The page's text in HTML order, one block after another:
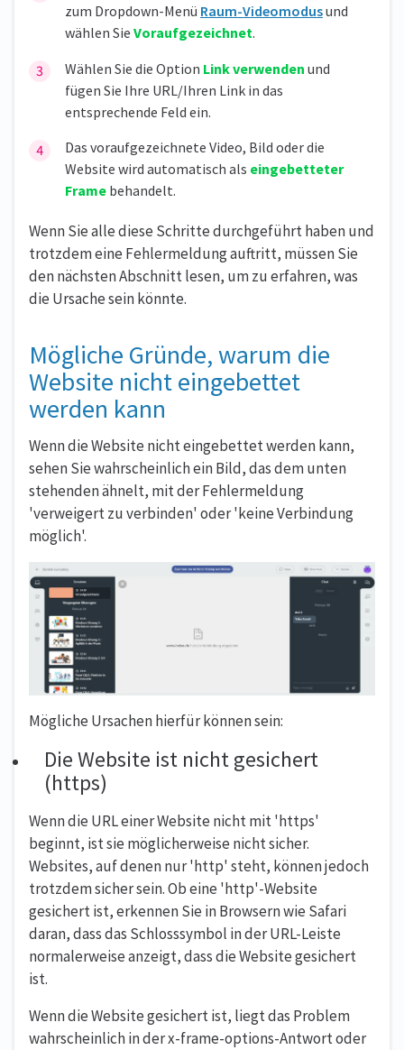
zum Dropdown-Menü Raum-Videomodusund
wählen Sie Voraufgezeichnet.
Wählen Sie die Option Link verwenden und
fügen Sie Ihre URL/Ihren Link in das
entsprechende Feld ein.
Das voraufgezeichnete Video, Bild oder die
Website wird automatisch als eingebetteter
Frame behandelt.
Wenn Sie alle diese Schritte durchgeführt haben und
trotzdem eine Fehlermeldung auftritt, müssen Sie
den nächsten Abschnitt lesen, um zu erfahren, was
die Ursache sein könnte.
Mögliche Gründe, warum die
Website nicht eingebettet
werden kann
Wenn die Website nicht eingebettet werden kann,
sehen Sie wahrscheinlich ein Bild, das dem unten
stehenden ähnelt, mit der Fehlermeldung
'verweigert zu verbinden' oder 'keine Verbindung
möglich'.
Mögliche Ursachen hierfür können sein:
Die Website ist nicht gesichert
(https)
Wenn die URL einer Website nicht mit 'https'
beginnt, ist sie möglicherweise nicht sicher.
Websites, auf denen nur 'http' steht, können jedoch
trotzdem sicher sein. Ob eine 'http'-Website
gesichert ist, erkennen Sie in Browsern wie Safari
daran, dass das Schlosssymbol in der URL-Leiste
normalerweise anzeigt, dass die Website gesichert
ist.
Wenn die Website gesichert ist, liegt das Problem
wahrscheinlich in der x-frame-options-Antwort oder